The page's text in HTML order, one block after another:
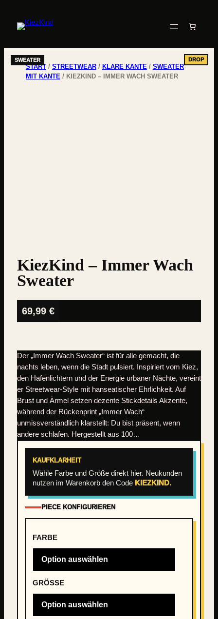
START/ STREETWEAR/ KLARE KANTE/ SWEATER
MIT KANTE/ KIEZKIND – IMMER WACH SWEATER
KiezKind – Immer Wach
Sweater
69,99 €
Der „Immer Wach Sweater“ ist für alle gemacht, die
nachts leben, wenn die Stadt pulsiert. Inspiriert vom Kiez,
den Hafenlichtern und der Energie urbaner Nächte, vereint
er Streetwear-Style mit hanseatischer Ehrlichkeit. Auf
Brust und Ärmel setzen dezente Stickdetails Akzente,
während der Rückenprint „Immer Wach“
unmissverständlich klarstellt: Du bist präsent, wenn
andere schlafen. Hergestellt aus 100…
KAUFKLARHEIT
Wähle Farbe und Größe direkt hier. Neukunden
nutzen im Warenkorb den Code KIEZKIND.
PIECE KONFIGURIEREN
FARBE
GRÖSSE